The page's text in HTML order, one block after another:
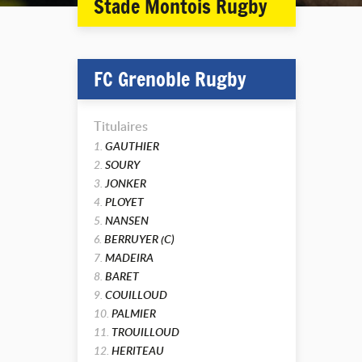
Stade Montois Rugby
FC Grenoble Rugby
Titulaires
1. GAUTHIER
2. SOURY
3.JONKER
4. PLOYET
5. NANSEN
6. BERRUYER (C)
7. MADEIRA
8. BARET
9. COUILLOUD
10. PALMIER
11. TROUILLOUD
12. HERITEAU